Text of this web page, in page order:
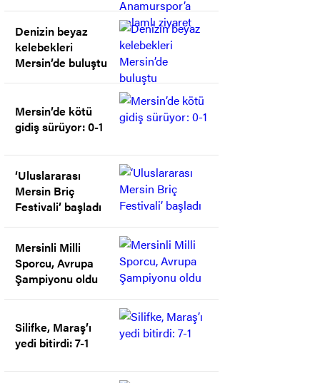
Denizin beyaz
kelebekleri
Mersin’de buluştu
Mersin’de kötü
gidiş sürüyor: 0-1
‘Uluslararası
Mersin Briç
Festivali’ başladı
Mersinli Milli
Sporcu, Avrupa
Şampiyonu oldu
Silifke, Maraş’ı
yedi bitirdi: 7-1